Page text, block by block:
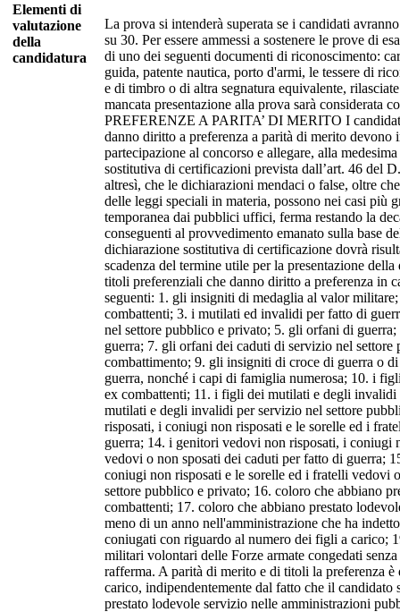
Elementi di
valutazione
della
candidatura
La prova si intenderà superata se i candidati
su 30. Per essere ammessi a sostenere le prove di
di uno dei seguenti documenti di riconoscimento:
guida, patente nautica, porto d'armi, le tessere di
e di timbro o di altra segnatura equivalente,
mancata presentazione alla prova sarà considerata
PREFERENZE A PARITA’ DI MERITO I
danno diritto a preferenza a parità di merito devono
partecipazione al concorso e allegare, alla
sostitutiva di certificazioni prevista dall’art. 46 del
altresì, che le dichiarazioni mendaci o false, oltre
delle leggi speciali in materia, possono nei casi più
temporanea dai pubblici uffici, ferma restando la
conseguenti al provvedimento emanato sulla base
dichiarazione sostitutiva di certificazione dovrà
scadenza del termine utile per la presentazione
titoli preferenziali che danno diritto a preferenza in
seguenti: 1. gli insigniti di medaglia al valor
combattenti; 3. i mutilati ed invalidi per fatto di
nel settore pubblico e privato; 5. gli orfani di
guerra; 7. gli orfani dei caduti di servizio nel
combattimento; 9. gli insigniti di croce di guerra o
guerra, nonché i capi di famiglia numerosa; 10. i
ex combattenti; 11. i figli dei mutilati e degli
mutilati e degli invalidi per servizio nel settore
risposati, i coniugi non risposati e le sorelle ed i
guerra; 14. i genitori vedovi non risposati, i coniugi
vedovi o non sposati dei caduti per fatto di guerra;
coniugi non risposati e le sorelle ed i fratelli vedovi
settore pubblico e privato; 16. coloro che abbiano
combattenti; 17. coloro che abbiano prestato
meno di un anno nell'amministrazione che ha
coniugati con riguardo al numero dei figli a
militari volontari delle Forze armate congedati
rafferma. A parità di merito e di titoli la preferenza
carico, indipendentemente dal fatto che il candidato
prestato lodevole servizio nelle amministrazioni